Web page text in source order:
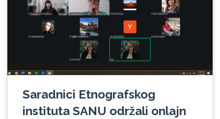
Saradnici Etnografskog
instituta SANU održali onlajn